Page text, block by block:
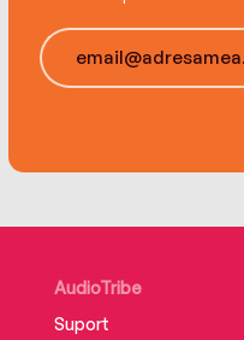
AudioTribe
Suport